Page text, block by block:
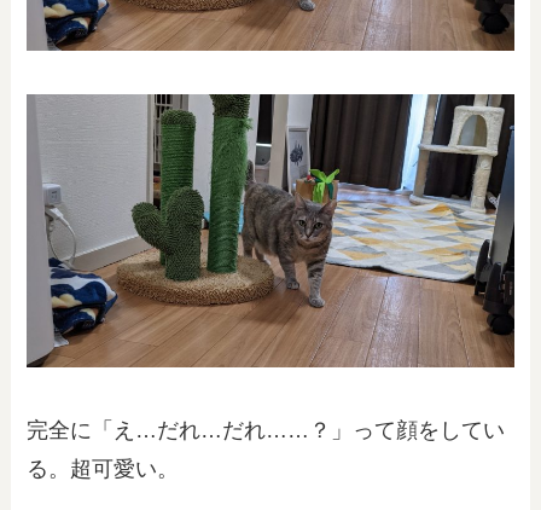
完全に「え…だれ…だれ……？」って顔をしてい
る。超可愛い。